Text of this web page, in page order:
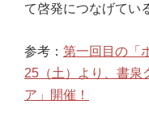
て啓発につなげてい
参考： 第一回目の「
25（土）より、書泉
ア」開催！